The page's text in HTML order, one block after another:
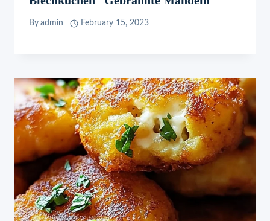
By admin February 15, 2023